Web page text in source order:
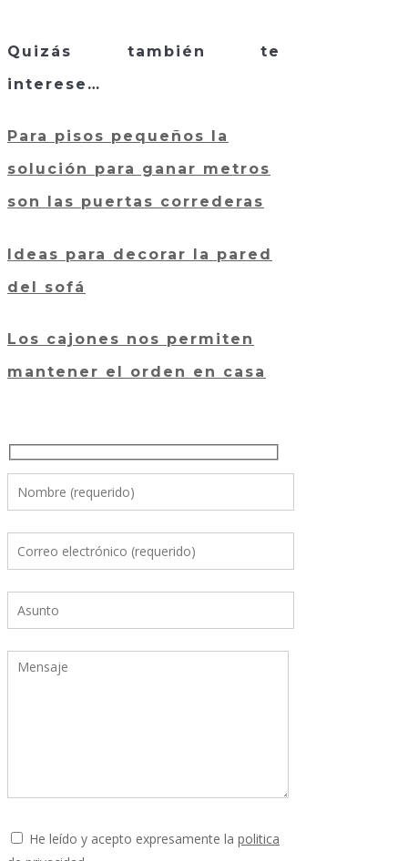
Quizás también te
interese…
Para pisos pequeños la
solución para ganar metros
son las puertas correderas
Ideas para decorar la pared
del sofá
Los cajones nos permiten
mantener el orden en casa
He leído y acepto expresamente la politica